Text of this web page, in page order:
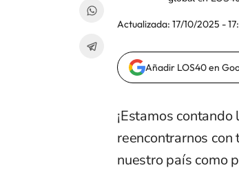
Actualizada: 17/10/2025 -
Añadir LOS40 en
¡Estamos
reencontrarnos
nuestro país como